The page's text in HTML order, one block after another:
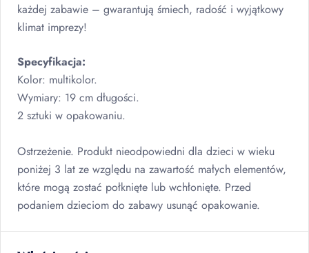
każdej zabawie – gwarantują śmiech, radość i wyjątkowy
klimat imprezy!
Specyfikacja:
Kolor: multikolor.
Wymiary: 19 cm długości.
2 sztuki w opakowaniu.
Ostrzeżenie. Produkt nieodpowiedni dla dzieci w wieku
poniżej 3 lat ze względu na zawartość małych elementów,
które mogą zostać połknięte lub wchłonięte. Przed
podaniem dzieciom do zabawy usunąć opakowanie.